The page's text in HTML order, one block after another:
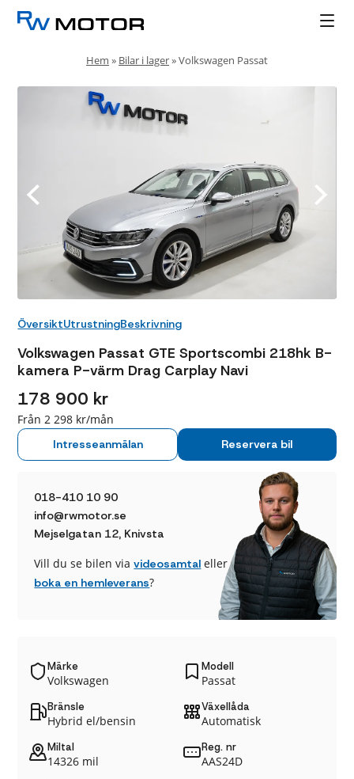
Hem » Bilar i lager»Volkswagen Passat
ÖversiktUtrustningBeskrivning
Volkswagen Passat GTE Sportscombi 218hk B-
kamera P-värm Drag Carplay Navi
178 900 kr
Från 2 298 kr/mån
Intresseanmälan Reservera bil
018-410 10 90
info@rwmotor.se
Mejselgatan 12, Knivsta
Vill du se bilen viavideosamtal eller
boka en hemleverans?
Märke
Volkswagen
Modell
Passat
Bränsle
Hybrid el/bensin
Växellåda
Automatisk
Miltal
14326 mil
Reg. nr
AAS24D